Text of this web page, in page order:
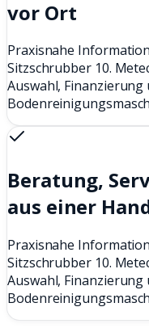
vor Ort
Praxisnahe
Sitzschrubber 10.
Auswahl,
Beratung,
aus einer
Praxisnahe
Sitzschrubber 10.
Auswahl,